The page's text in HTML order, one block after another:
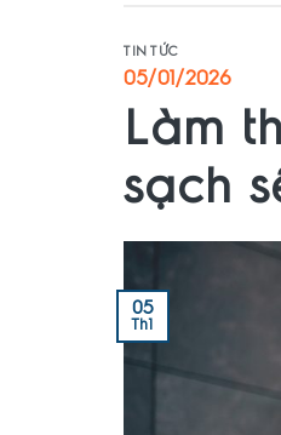
TIN TỨC
05/01/2026
Làm
sạch
05
Th1